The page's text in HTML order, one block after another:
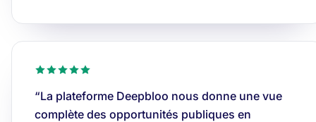
“La plateforme Deepbloo nous donne une vue
complète des opportunités publiques en